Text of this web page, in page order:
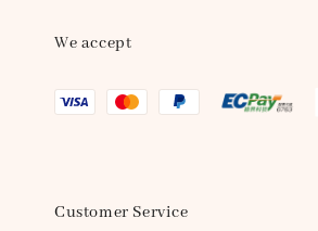
We accept
Customer Service